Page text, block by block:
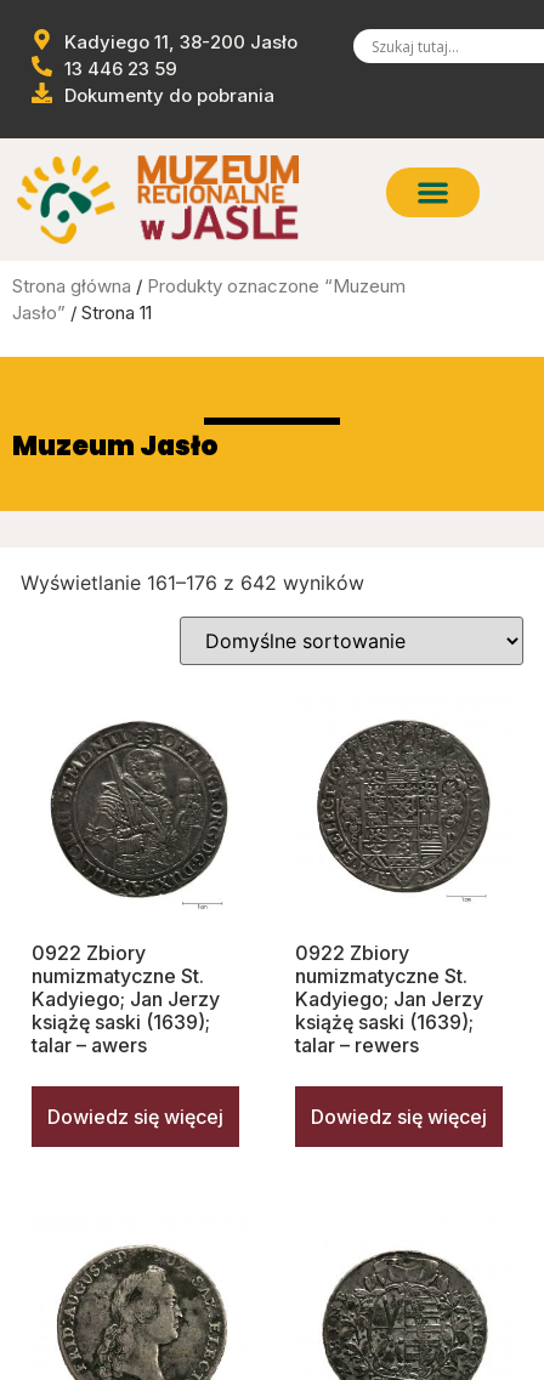
Kadyiego 11, 38-200 Jasło
13 446 23 59
Dokumenty do pobrania
Strona główna / Produkty oznaczone “Muzeum
Jasło” / Strona 11
Muzeum Jasło
Wyświetlanie 161–176 z 642 wyników
0922 Zbiory
numizmatyczne St.
Kadyiego; Jan Jerzy
książę saski (1639);
talar – awers
Dowiedz się więcej
0922 Zbiory
numizmatyczne St.
Kadyiego; Jan Jerzy
książę saski (1639);
talar – rewers
Dowiedz się więcej